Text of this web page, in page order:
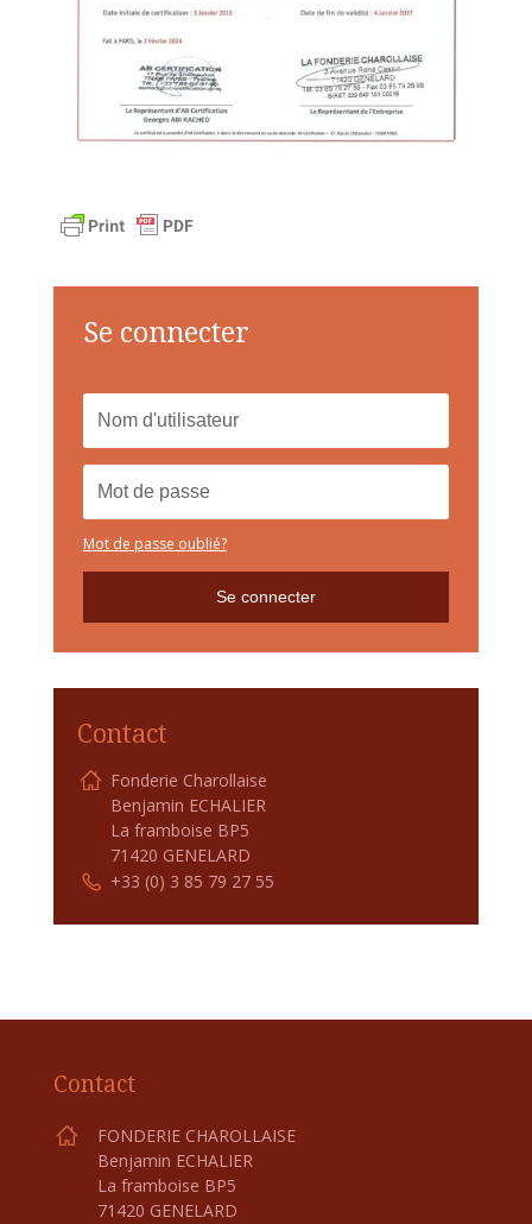
Se connecter
Mot de passe oublié?
Se connecter
Contact
Fonderie Charollaise
Benjamin ECHALIER
La framboise BP5
71420 GENELARD
+33 (0) 3 85 79 27 55
Contact
FONDERIE CHAROLLAISE
Benjamin ECHALIER
La framboise BP5
71420 GENELARD